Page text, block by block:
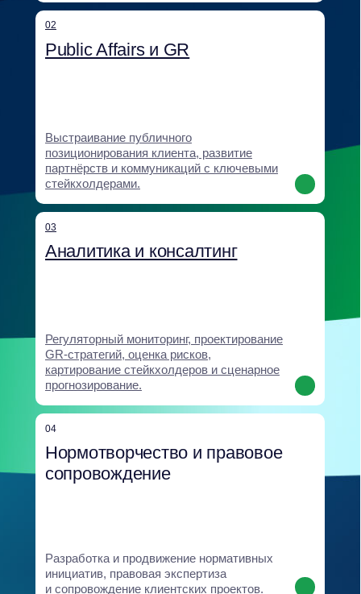
Антикризисные коммуникации, digital-
кампании, работа с негативом
и формирование нарратива.
коммуникации
Создание и внедрение обучающих
программ для развития GR-компетенций
и устойчивости команд.
институциональной устойчивости.
Аналитический центр
08
Помощь компаниям при международной
экспансии и возвращении на российский
рынок: анализ рисков, институциональное
закрепление, выстраивание доверия.